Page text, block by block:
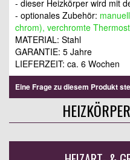
- dieser Heizkörper wird mit
- optionales Zubehör:
chrom), verchromte
MATERIAL: Stahl
GARANTIE: 5 Jahre
LIEFERZEIT: ca. 6 Wochen
Eine Frage zu diesem Produkt